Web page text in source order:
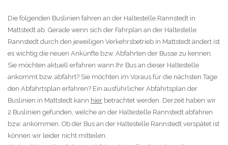
Die folgenden Buslinien fahren an der Haltestelle Rannstedt in
Mattstedt ab. Gerade wenn sich der Fahrplan an der Haltestelle
Rannstedt durch den jeweiligen Verkehrsbetrieb in Mattstedt ändert ist
es wichtig die neuen Ankünfte bzw. Abfahrten der Busse zu kennen.
Sie möchten aktuell erfahren wann Ihr Bus an dieser Haltestelle
ankommt bzw. abfährt? Sie möchten im Voraus für die nächsten Tage
den Abfahrtsplan erfahren? Ein ausführlicher Abfahrtsplan der
Buslinien in Mattstedt kann hier betrachtet werden. Derzeit haben wir
2 Buslinien gefunden, welche an der Haltestelle Rannstedt abfahren
bzw. ankommen. Ob der Bus an der Haltestelle Rannstedt verspätet ist
können wir leider nicht mitteilen.